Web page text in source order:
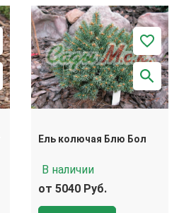
Ель колючая Блю Бол
В наличии
от 5040 Руб.